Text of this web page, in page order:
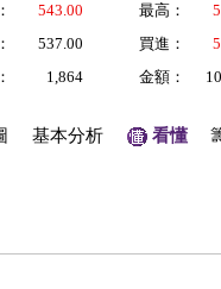
543.00 最高：
537.00 買進：
1,864 金額：
基本分析 看懂